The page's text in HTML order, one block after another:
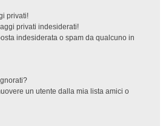
privati!
privati indesiderati!
indesiderata o spam da qualcuno in
un utente dalla mia lista amici o